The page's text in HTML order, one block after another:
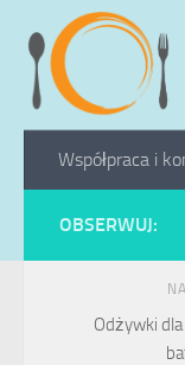
Przeskocz do treści
Współpraca i
OBSERWUJ:
Odżywki